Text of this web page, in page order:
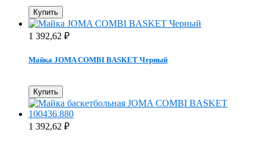
Купить
1 392,62 ₽
Майка JOMA COMBI BASKET Черный
Купить
1 392,62 ₽